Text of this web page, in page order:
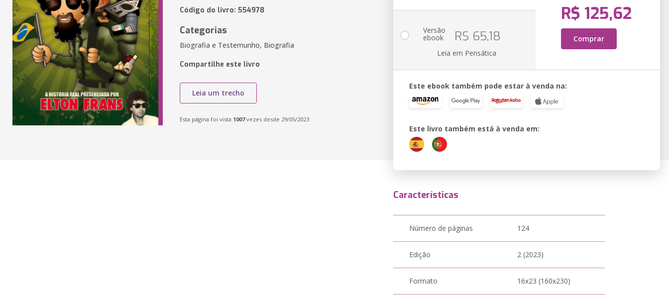
Código do livro: 554978
Categorias
Biografia e Testemunho, Biografia
Compartilhe este livro
Leia um trecho
Esta página foi vista 1007vezes desde 29/05/2023
R$ 125,62
Comprar
Versão
ebook R$ 65,18
Leia em Pensática
Este ebook também pode estar à venda na:
Este livro também está à venda em:
Características
Número de páginas 124
Edição 2 (2023)
Formato 16x23 (160x230)